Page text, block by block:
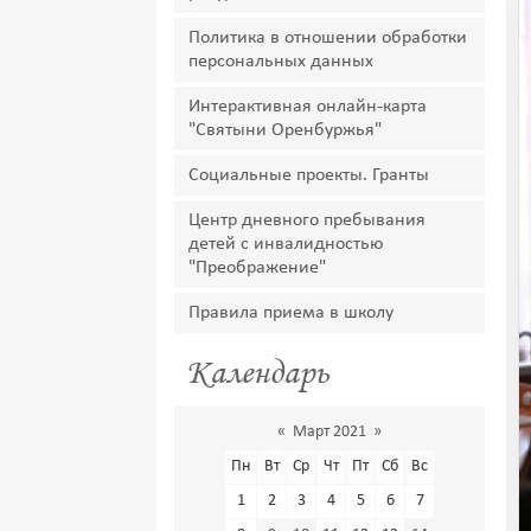
Политика в отношении обработки
персональных данных
Интерактивная онлайн-карта
"Святыни Оренбуржья"
Социальные проекты. Гранты
Центр дневного пребывания
детей с инвалидностью
"Преображение"
Правила приема в школу
Календарь
« Март 2021 »
Пн
Вт Ср Чт Пт Сб
Вс
1
2 3 4 5 6
7